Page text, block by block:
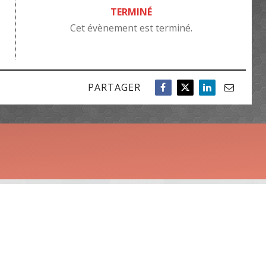
TERMINÉ
Cet évènement est terminé.
PARTAGER